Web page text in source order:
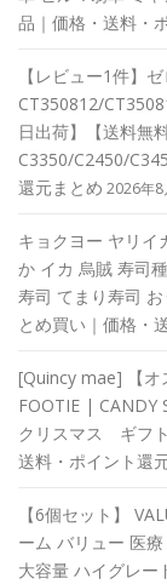
品｜価格・送料・
【レビュー1件】
CT350812/
日出荷】【送料無
C3350/C2450/
還元まとめ 2026年8
キョクヨー ヤリイ
か イカ 烏賊 寿司
寿司 てまり寿司
とめ買い｜価格・
[Quincy mae] 【オ
FOOTIE | CANDY
クリスマス ギフ
送料・ポイント還
【6個セット】
ーム バリュー 医
大容量 ハイグレー